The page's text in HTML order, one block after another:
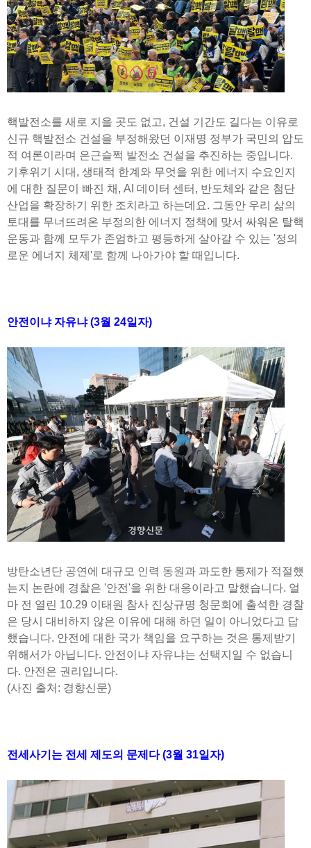
핵발전소를 새로 지을 곳도 없고, 건설 기간도 길다는 이유로
신규 핵발전소 건설을 부정해왔던 이재명 정부가 국민의 압도
적 여론이라며 은근슬쩍 발전소 건설을 추진하는 중입니다.
기후위기 시대, 생태적 한계와 무엇을 위한 에너지 수요인지
에 대한 질문이 빠진 채, AI 데이터 센터, 반도체와 같은 첨단
산업을 확장하기 위한 조치라고 하는데요. 그동안 우리 삶의
토대를 무너뜨려온 부정의한 에너지 정책에 맞서 싸워온 탈핵
운동과 함께 모두가 존엄하고 평등하게 살아갈 수 있는 '정의
로운 에너지 체제'로 함께 나아가야 할 때입니다.
안전이냐 자유냐 (3월 24일자)
방탄소년단 공연에 대규모 인력 동원과 과도한 통제가 적절했
는지 논란에 경찰은 '안전'을 위한 대응이라고 말했습니다. 얼
마 전 열린 10.29 이태원 참사 진상규명 청문회에 출석한 경찰
은 당시 대비하지 않은 이유에 대해 하던 일이 아니었다고 답
했습니다. 안전에 대한 국가 책임을 요구하는 것은 통제받기
위해서가 아닙니다. 안전이냐 자유냐는 선택지일 수 없습니
다. 안전은 권리입니다.
(사진 출처: 경향신문)
전세사기는 전세 제도의 문제다 (3월 31일자)